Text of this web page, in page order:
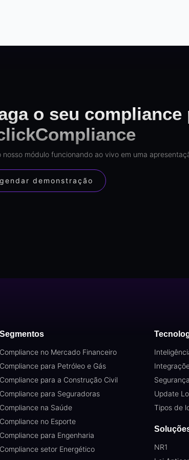
o seu
nosso módulo funcionando ao vivo em uma
demonstração
Segmentos
Compliance no Mercado Financeiro
Compliance para Petróleo e Gás
Compliance para a Construção Civil
Compliance para Seguradoras
Compliance na Saúde
Compliance no Esporte
Compliance para Engenharia
Compliance setor Energético
Segurança
Update
Tipos de
NR1